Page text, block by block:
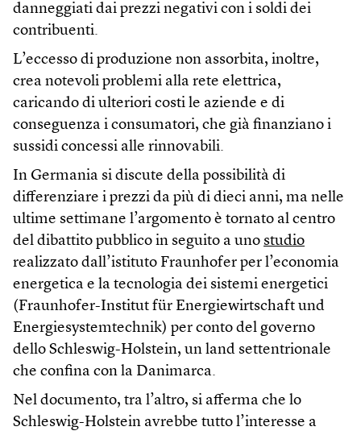
danneggiati dai prezzi negativi con i soldi dei
contribuenti.
L’eccesso di produzione non assorbita, inoltre,
crea notevoli problemi alla rete elettrica,
caricando di ulteriori costi le aziende e di
conseguenza i consumatori, che già finanziano i
sussidi concessi alle rinnovabili.
In Germania si discute della possibilità di
differenziare i prezzi da più di dieci anni, ma nelle
ultime settimane l’argomento è tornato al centro
del dibattito pubblico in seguito a uno studio
realizzato dall’istituto Fraunhofer per l’economia
energetica e la tecnologia dei sistemi energetici
(Fraunhofer-Institut für Energiewirtschaft und
Energiesystemtechnik) per conto del governo
dello Schleswig-Holstein, un land settentrionale
che confina con la Danimarca.
Nel documento, tra l’altro, si afferma che lo
Schleswig-Holstein avrebbe tutto l’interesse a